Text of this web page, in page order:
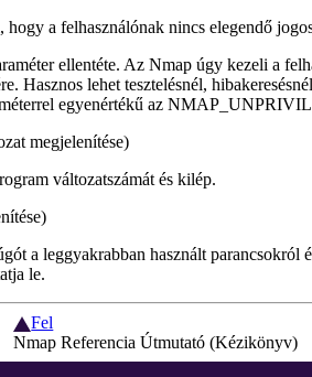
hogy a felhasználónak nincs elegendő
ellentéte. Az Nmap úgy kezeli a
Hasznos lehet tesztelésnél,
egyenértékű az
megjelenítése)
változatszámát és kilép.
a leggyakrabban használt parancsokról
le.
Fel
Nmap Referencia Útmutató (Kézikönyv)